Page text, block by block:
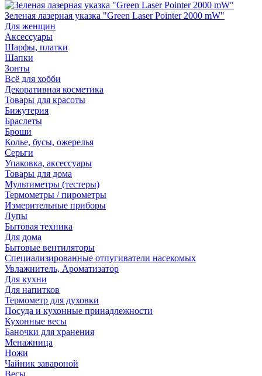
Зеленая лазерная указка "Green Laser Pointer 2000 mW"
Для женщин
Аксессуары
Шарфы, платки
Шапки
Зонты
Всё для хобби
Декоративная косметика
Товары для красоты
Бижутерия
Браслеты
Броши
Колье, бусы, ожерелья
Серьги
Упаковка, аксессуары
Товары для дома
Мультиметры (тестеры)
Термометры / пирометры
Измерительные приборы
Лупы
Бытовая техника
Для дома
Бытовые вентиляторы
Специализированные отпугиватели насекомых
Увлажнитель, Ароматизатор
Для кухни
Для напитков
Термометр для духовки
Посуда и кухонные принадлежности
Кухонные весы
Баночки для хранения
Менажница
Ножи
Чайник завароной
Весы